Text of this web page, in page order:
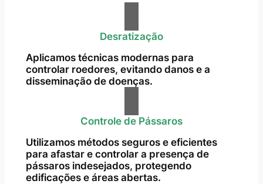
Desratização
Aplicamos técnicas modernas para
controlar roedores, evitando danos e a
disseminação de doenças.
Controle de Pássaros
Utilizamos métodos seguros e eficientes
para afastar e controlar a presença de
pássaros indesejados, protegendo
edificações e áreas abertas.